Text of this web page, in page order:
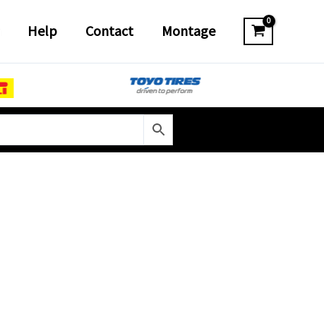
Help Contact Montage